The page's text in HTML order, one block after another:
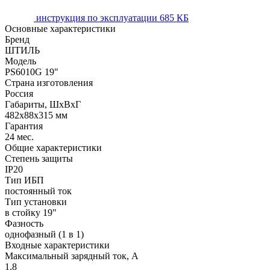
инструкция по эксплуатации 685 КБ
Основные характеристики
Бренд
ШТИЛЬ
Модель
PS6010G 19"
Страна изготовления
Россия
Габариты, ШхВхГ
482х88х315 мм
Гарантия
24 мес.
Общие характеристики
Степень защиты
IP20
Тип ИБП
постоянный ток
Тип установки
в стойку 19"
Фазность
однофазный (1 в 1)
Входные характеристики
Максимальный зарядный ток, А
1,8